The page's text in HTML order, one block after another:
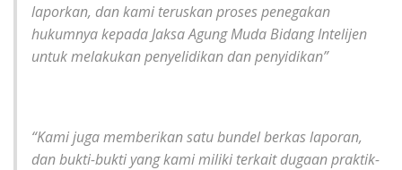
laporkan, dan kami teruskan proses penegakan
hukumnya kepada Jaksa Agung Muda Bidang Intelijen
untuk melakukan penyelidikan dan penyidikan”
“Kami juga memberikan satu bundel berkas laporan,
dan bukti-bukti yang kami miliki terkait dugaan praktik-